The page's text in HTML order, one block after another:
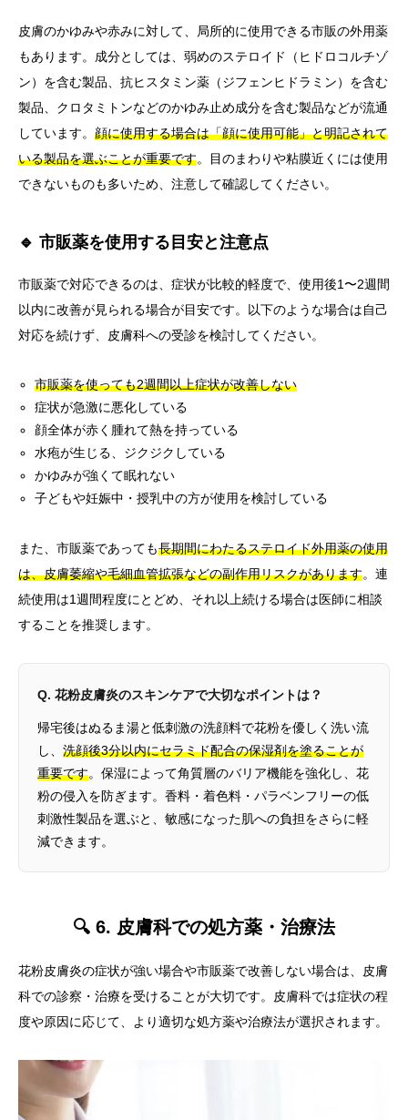
皮膚のかゆみや赤みに対して、局所的に使用できる市販の外用薬
もあります。成分としては、弱めのステロイド（ヒドロコルチゾ
ン）を含む製品、抗ヒスタミン薬（ジフェンヒドラミン）を含む
製品、クロタミトンなどのかゆみ止め成分を含む製品などが流通
しています。 顔に使用する場合は「顔に使用可能」と明記されて
いる製品を選ぶことが重要です。目のまわりや粘膜近くには使用
できないものも多いため、注意して確認してください。
🔹 市販薬を使用する目安と注意点
市販薬で対応できるのは、症状が比較的軽度で、使用後1〜2週間
以内に改善が見られる場合が目安です。以下のような場合は自己
対応を続けず、皮膚科への受診を検討してください。
市販薬を使っても2週間以上症状が改善しない
症状が急激に悪化している
顔全体が赤く腫れて熱を持っている
水疱が生じる、ジクジクしている
かゆみが強くて眠れない
子どもや妊娠中・授乳中の方が使用を検討している
また、市販薬であっても長期間にわたるステロイド外用薬の使用
は、皮膚萎縮や毛細血管拡張などの副作用リスクがあります。連
続使用は1週間程度にとどめ、それ以上続ける場合は医師に相談
することを推奨します。
Q. 花粉皮膚炎のスキンケアで大切なポイントは？
帰宅後はぬるま湯と低刺激の洗顔料で花粉を優しく洗い流
し、 洗顔後3分以内にセラミド配合の保湿剤を塗ることが
重要です。保湿によって角質層のバリア機能を強化し、花
粉の侵入を防ぎます。香料・着色料・パラベンフリーの低
刺激性製品を選ぶと、敏感になった肌への負担をさらに軽
減できます。
🔍 6. 皮膚科での処方薬・治療法
花粉皮膚炎の症状が強い場合や市販薬で改善しない場合は、皮膚
科での診察・治療を受けることが大切です。皮膚科では症状の程
度や原因に応じて、より適切な処方薬や治療法が選択されます。